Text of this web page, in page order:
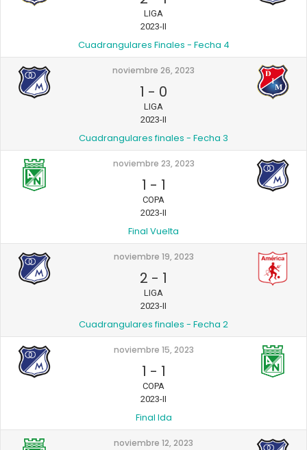
LIGA
2023-II
Cuadrangulares Finales - Fecha 4
noviembre 26, 2023
1 - 0
LIGA
2023-II
Cuadrangulares finales - Fecha 3
noviembre 23, 2023
1 - 1
COPA
2023-II
Final Vuelta
noviembre 19, 2023
2 - 1
LIGA
2023-II
Cuadrangulares finales - Fecha 2
noviembre 15, 2023
1 - 1
COPA
2023-II
Final Ida
noviembre 12, 2023